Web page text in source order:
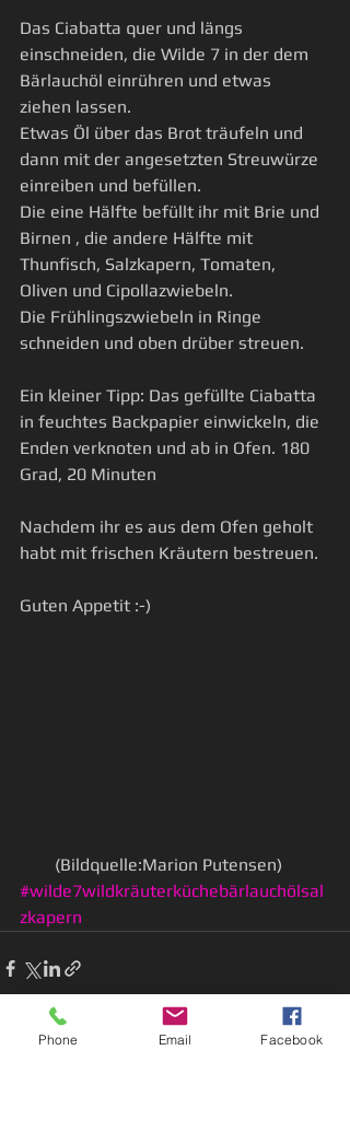
Das Ciabatta quer und längs
einschneiden, die Wilde 7 in der dem
Bärlauchöl einrühren und etwas
ziehen lassen.
Etwas Öl über das Brot träufeln und
dann mit der angesetzten Streuwürze
einreiben und befüllen.
Die eine Hälfte befüllt ihr mit Brie und
Birnen , die andere Hälfte mit
Thunfisch, Salzkapern, Tomaten,
Oliven und Cipollazwiebeln.
Die Frühlingszwiebeln in Ringe
schneiden und oben drüber streuen.
Ein kleiner Tipp: Das gefüllte Ciabatta
in feuchtes Backpapier einwickeln, die
Enden verknoten und ab in Ofen. 180
Grad, 20 Minuten
Nachdem ihr es aus dem Ofen geholt
habt mit frischen Kräutern bestreuen.
Guten Appetit :-)
        (Bildquelle:Marion Putensen)
#wilde7wildkräuterküchebärlauchölsal
zkapern
Aktuelle Beiträge Alle ansehen
Phone Email Facebook